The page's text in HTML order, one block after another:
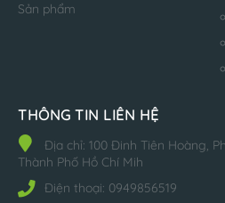
Sản phẩm
THÔNG TIN LIÊN HỆ
Địa chỉ: 100 Đinh Tiên Hoàng,
Thành Phố Hồ Chí Mih
Điện thoại: 0949856519